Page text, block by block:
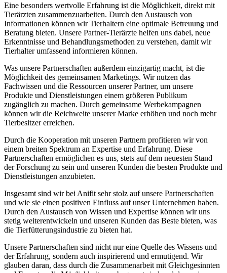
Eine besonders wertvolle Erfahrung ist die Möglichkeit, direkt mit
Tierärzten zusammenzuarbeiten. Durch den Austausch ‍von
Informationen können wir​ Tierhaltern eine optimale Betreuung ⁤und
Beratung bieten. ‍Unsere Partner-Tierärzte helfen uns dabei, neue
Erkenntnisse ‌und Behandlungsmethoden zu verstehen, damit wir
Tierhalter umfassend informieren können.
Was unsere Partnerschaften außerdem einzigartig macht, ist die
Möglichkeit des‌ gemeinsamen Marketings. Wir nutzen das
Fachwissen und die⁢ Ressourcen unserer Partner, um unsere
Produkte und Dienstleistungen einem größeren Publikum
zugänglich ​zu machen. Durch gemeinsame Werbekampagnen
können wir die Reichweite unserer Marke erhöhen und noch mehr
Tierbesitzer erreichen.
Durch die Kooperation mit unseren Partnern profitieren wir von
einem breiten Spektrum an Expertise und Erfahrung. Diese
Partnerschaften ermöglichen es uns, stets auf dem neuesten Stand
der Forschung zu sein und unseren Kunden die besten Produkte ‌und
Dienstleistungen anzubieten.
Insgesamt sind⁤ wir bei Anifit‌ sehr stolz auf unsere Partnerschaften‍
und wie sie einen positiven Einfluss auf unser Unternehmen haben.⁢
Durch den Austausch von Wissen und Expertise können‍ wir uns
stetig weiterentwickeln und unseren Kunden das Beste bieten, was
die⁤ Tierfütterungsindustrie zu bieten​ hat.
Unsere Partnerschaften sind nicht nur eine Quelle des Wissens und
der Erfahrung, sondern auch⁣ inspirierend ⁤und ermutigend. Wir
glauben daran, dass durch die Zusammenarbeit mit ⁢Gleichgesinnten